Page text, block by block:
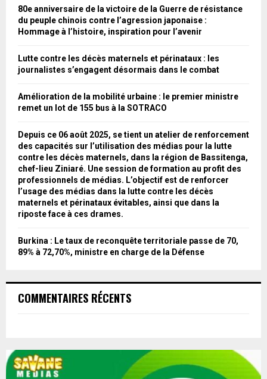
o
r
:
80e anniversaire de la victoire de la Guerre de résistance
du peuple chinois contre l’agression japonaise :
Hommage à l’histoire, inspiration pour l’avenir
Lutte contre les décès maternels et périnataux : les
journalistes s’engagent désormais dans le combat
Amélioration de la mobilité urbaine : le premier ministre
remet un lot de 155 bus à la SOTRACO
Depuis ce 06 août 2025, se tient un atelier de renforcement
des capacités sur l’utilisation des médias pour la lutte
contre les décès maternels, dans la région de Bassitenga,
chef-lieu Ziniaré. Une session de formation au profit des
professionnels de médias. L’objectif est de renforcer
l’usage des médias dans la lutte contre les décès
maternels et périnataux évitables, ainsi que dans la
riposte face à ces drames.
Burkina : Le taux de reconquête territoriale passe de 70,
89% à 72,70%, ministre en charge de la Défense
COMMENTAIRES RÉCENTS